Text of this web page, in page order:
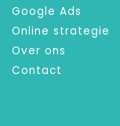
Google Ads
Online strategie
Over ons
Contact